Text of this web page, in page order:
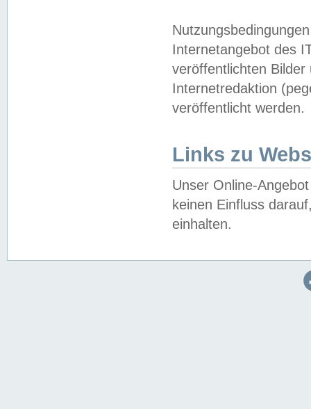
Internetangebot des
veröffentlichten
Internetredaktion
veröffentlicht werden.
Links zu
Unser Online-
keinen Einfluss
einhalten.